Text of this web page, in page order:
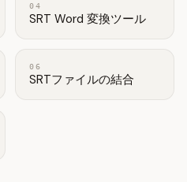
04
SRT Word 変換ツール
06
SRTファイルの結合